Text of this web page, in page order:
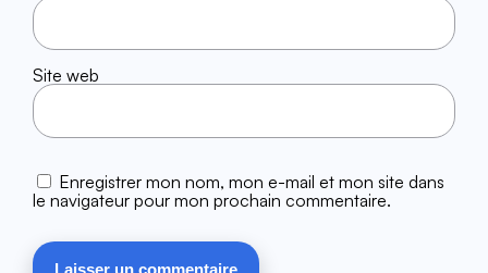
Site web
Enregistrer mon nom, mon e-mail et mon site dans
le navigateur pour mon prochain commentaire.